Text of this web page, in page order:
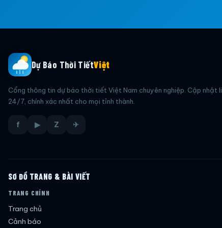
Dự Báo Thời TiếtViệt
Cổng thông tin dự báo thời tiết Việt Nam chuyên nghiệp. Cập nhật
24/7, chính xác nhất cho mọi tỉnh thành.
f ▶ Z ✈
SƠ ĐỒ TRANG & BÀI VIẾT
TRANG CHÍNH
Trang chủ
Cảnh báo